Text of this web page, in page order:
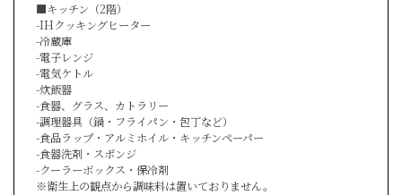
■キッチン（2階）
-IHクッキングヒーター
-冷蔵庫
-電子レンジ
-電気ケトル
-炊飯器
-食器、グラス、カトラリー
-調理器具（鍋・フライパン・包丁など）
-食品ラップ・アルミホイル・キッチンペーパー
-食器洗剤・スポンジ
-クーラーボックス・保冷剤
※衛生上の観点から調味料は置いておりません。